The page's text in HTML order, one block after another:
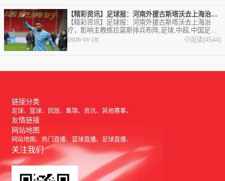
【精彩资讯】足球报：河南外援古斯塔沃去上海治疗，影响主教练拉
【精彩资讯】足球报：河南外援古斯塔沃去上海治
疗，影响主教练拉莫斯排兵布阵,足球,中超,中国足球,
河南。欢迎收藏本站，24小时为你更新最新的足球，
篮球体育资讯。
[2026-04-19] 阅读(4544)
链接分类
足球 篮球 回放 集锦 资讯 其他赛事
友情链接
网站地图
网站地图 热门直播 篮球直播 足球直播
关注我们